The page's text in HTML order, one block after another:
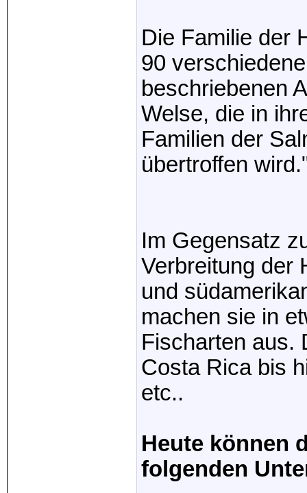
Die Familie der
90
beschriebenen
Welse, die in
Familien der
übertroffen
Im Gegensatz
Verbreitung der
und
machen sie in
Fischarten aus.
Costa Rica bis
etc..
Heute können
folgenden